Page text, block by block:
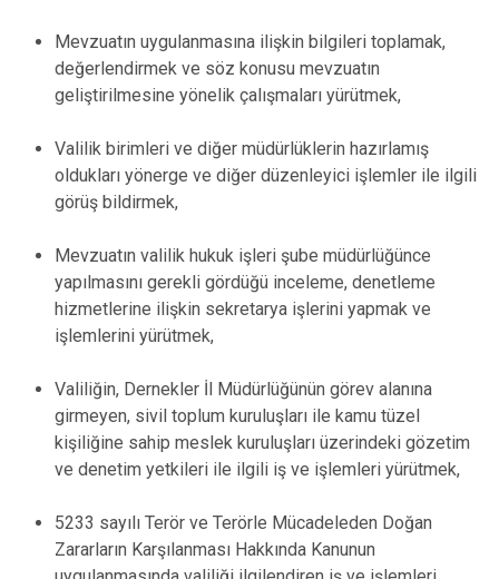
Mevzuatın uygulanmasına ilişkin bilgileri toplamak,
değerlendirmek ve söz konusu mevzuatın
geliştirilmesine yönelik çalışmaları yürütmek,
Valilik birimleri ve diğer müdürlüklerin hazırlamış
oldukları yönerge ve diğer düzenleyici işlemler ile ilgili
görüş bildirmek,
Mevzuatın valilik hukuk işleri şube müdürlüğünce
yapılmasını gerekli gördüğü inceleme, denetleme
hizmetlerine ilişkin sekretarya işlerini yapmak ve
işlemlerini yürütmek,
Valiliğin, Dernekler İl Müdürlüğünün görev alanına
girmeyen, sivil toplum kuruluşları ile kamu tüzel
kişiliğine sahip meslek kuruluşları üzerindeki gözetim
ve denetim yetkileri ile ilgili iş ve işlemleri yürütmek,
5233 sayılı Terör ve Terörle Mücadeleden Doğan
Zararların Karşılanması Hakkında Kanunun